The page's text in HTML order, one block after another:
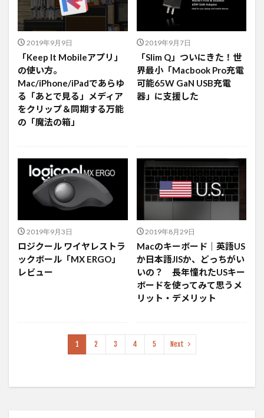
2019年9月9日
「Keep It Mobileアプリ」
の使い方。
Mac/iPhone/iPadであらゆ
る「あとで見る」メディア
をクリップ＆同期する万能
の「魔法の箱」
2019年9月7日
「Slim Q」ついにきた！世
界最小「Macbook Pro充電
可能65W GaN USB充電
器」に支援した
2019年9月3日
ロジクール ワイヤレストラ
ックボール「MX ERGO」
レビュー
2019年8月29日
Macのキーボード｜英語US
か日本語JISか、どっちがい
いの？ 長年憧れたUSキー
ボードを使ってみて思うメ
リット・デメリット
1 2 3 4 5 Next